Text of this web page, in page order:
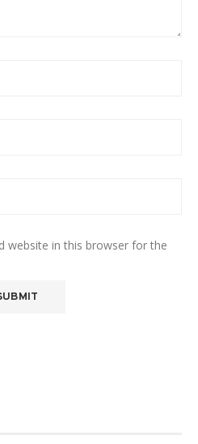
website in this browser for the